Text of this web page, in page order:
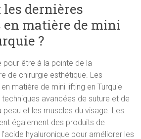
les dernières
matière de mini
?
pour être à la pointe de la
de chirurgie esthétique. Les
matière de mini lifting en Turquie
techniques avancées de suture et de
peau et les muscles du visage. Les
également des produits de
hyaluronique pour améliorer les